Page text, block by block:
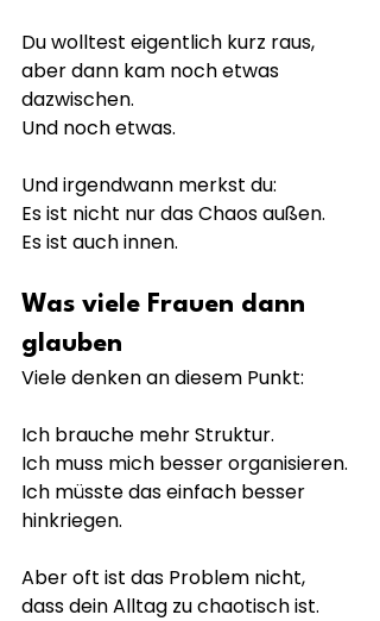
Du wolltest eigentlich kurz raus,
aber dann kam noch etwas
dazwischen.
Und noch etwas.
Und irgendwann merkst du:
Es ist nicht nur das Chaos außen.
Es ist auch innen.
Was viele Frauen dann
glauben
Viele denken an diesem Punkt:
Ich brauche mehr Struktur.
Ich muss mich besser organisieren.
Ich müsste das einfach besser
hinkriegen.
Aber oft ist das Problem nicht,
dass dein Alltag zu chaotisch ist.